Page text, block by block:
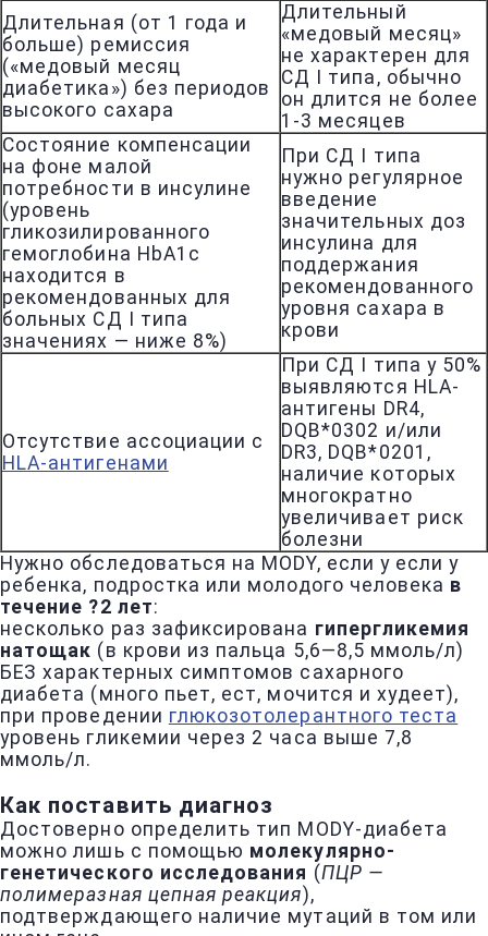
Длительная (от 1 года и
больше) ремиссия
(«медовый месяц
диабетика») без периодов
высокого сахара
Длительный
«медовый месяц»
не характерен для
СД I типа, обычно
он длится не более
1-3 месяцев
Состояние компенсации
на фоне малой
потребности в инсулине
(уровень
гликозилированного
гемоглобина HbA1c
находится в
рекомендованных для
больных СД I типа
значениях — ниже 8%)
При СД I типа
нужно регулярное
введение
значительных доз
инсулина для
поддержания
рекомендованного
уровня сахара в
крови
Отсутствие ассоциации с
HLA-антигенами
При СД I типа у 50%
выявляются HLA-
антигены DR4,
DQB*0302 и/или
DR3, DQB*0201,
наличие которых
многократно
увеличивает риск
болезни
Нужно обследоваться на MODY, если у если у
ребенка, подростка или молодого человека в
течение ?2 лет:
несколько раз зафиксирована гипергликемия
натощак (в крови из пальца 5,6—8,5 ммоль/л)
БЕЗ характерных симптомов сахарного
диабета (много пьет, ест, мочится и худеет),
при проведении глюкозотолерантного теста
уровень гликемии через 2 часа выше 7,8
ммоль/л.
Как поставить диагноз
Достоверно определить тип MODY-диабета
можно лишь с помощью молекулярно-
генетического исследования (ПЦР —
полимеразная цепная реакция),
подтверждающего наличие мутаций в том или